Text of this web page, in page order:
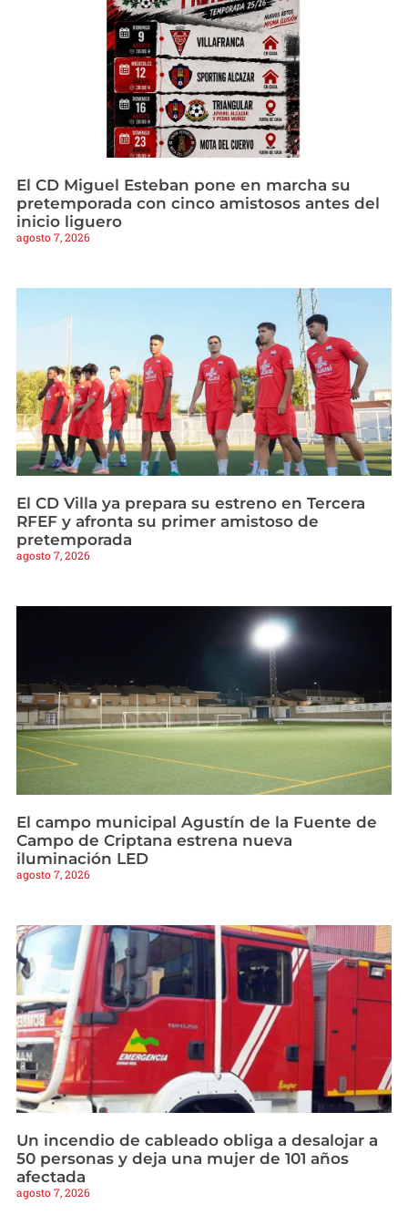
El CD Miguel Esteban pone en marcha su
pretemporada con cinco amistosos antes del
inicio liguero
agosto 7, 2026
El CD Villa ya prepara su estreno en Tercera
RFEF y afronta su primer amistoso de
pretemporada
agosto 7, 2026
El campo municipal Agustín de la Fuente de
Campo de Criptana estrena nueva
iluminación LED
agosto 7, 2026
Un incendio de cableado obliga a desalojar a
50 personas y deja una mujer de 101 años
afectada
agosto 7, 2026